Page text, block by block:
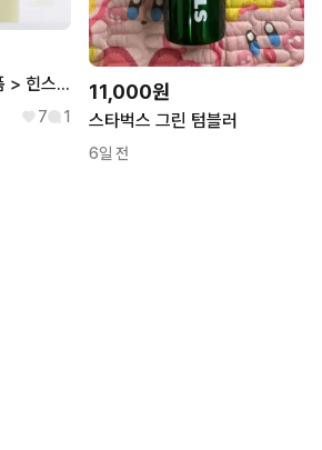
올영 올리브영 새상품 > 힌스 래디언스 밤 한정 기획 오드 로즈 스크런치
7 1
11,000원
스타벅스 그린 텀블러
6일 전